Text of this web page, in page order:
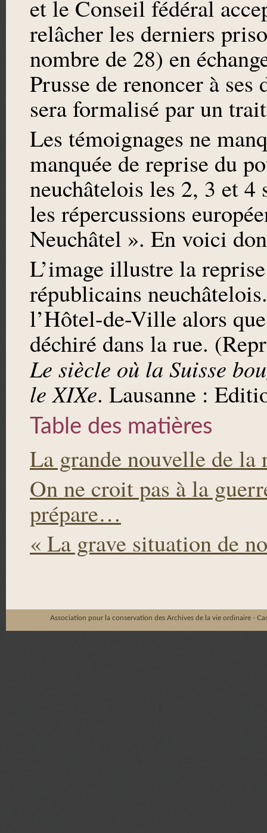
et le Conseil fédéral
relâcher les derniers
nombre de 28) en
Prusse de renoncer à
sera formalisé par un
Les témoignages ne
manquée de reprise du
neuchâtelois les 2, 3 et 4
les répercussions
Neuchâtel ». En voici
L’image illustre la
républicains
l’Hôtel-de-Ville alors
déchiré dans la rue.
Le siècle où la Suisse
le XIXe. Lausanne :
Table des matières
La grande nouvelle de
On ne croit pas à la
prépare…
« La grave situation de
Association pour la conservation des Archives de la vie ordinaire -